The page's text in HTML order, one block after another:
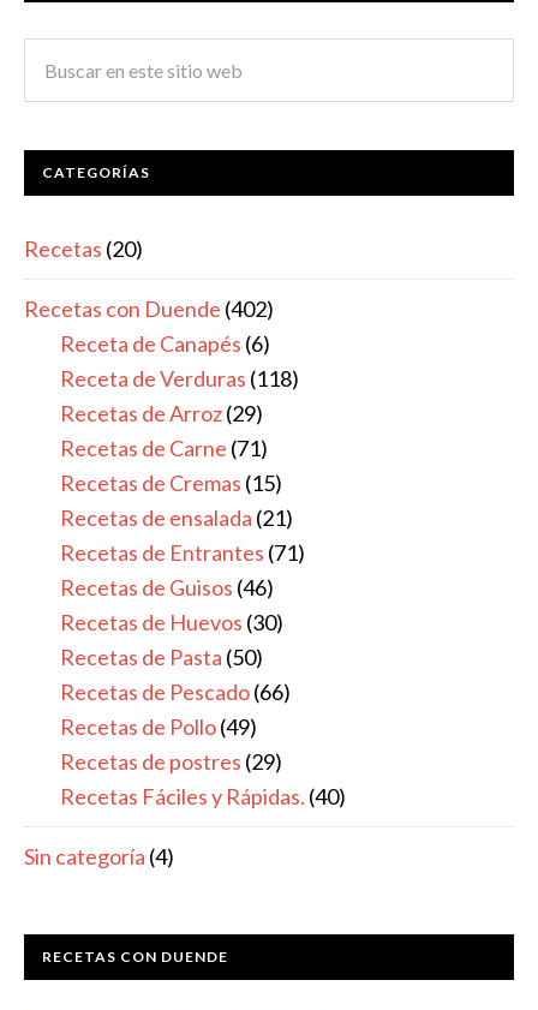
CATEGORÍAS
Recetas (20)
Recetas con Duende (402)
Receta de Canapés (6)
Receta de Verduras (118)
Recetas de Arroz(29)
Recetas de Carne (71)
Recetas de Cremas (15)
Recetas de ensalada (21)
Recetas de Entrantes (71)
Recetas de Guisos (46)
Recetas de Huevos (30)
Recetas de Pasta (50)
Recetas de Pescado(66)
Recetas de Pollo(49)
Recetas de postres (29)
Recetas Fáciles y Rápidas. (40)
Sin categoría (4)
RECETAS CON DUENDE